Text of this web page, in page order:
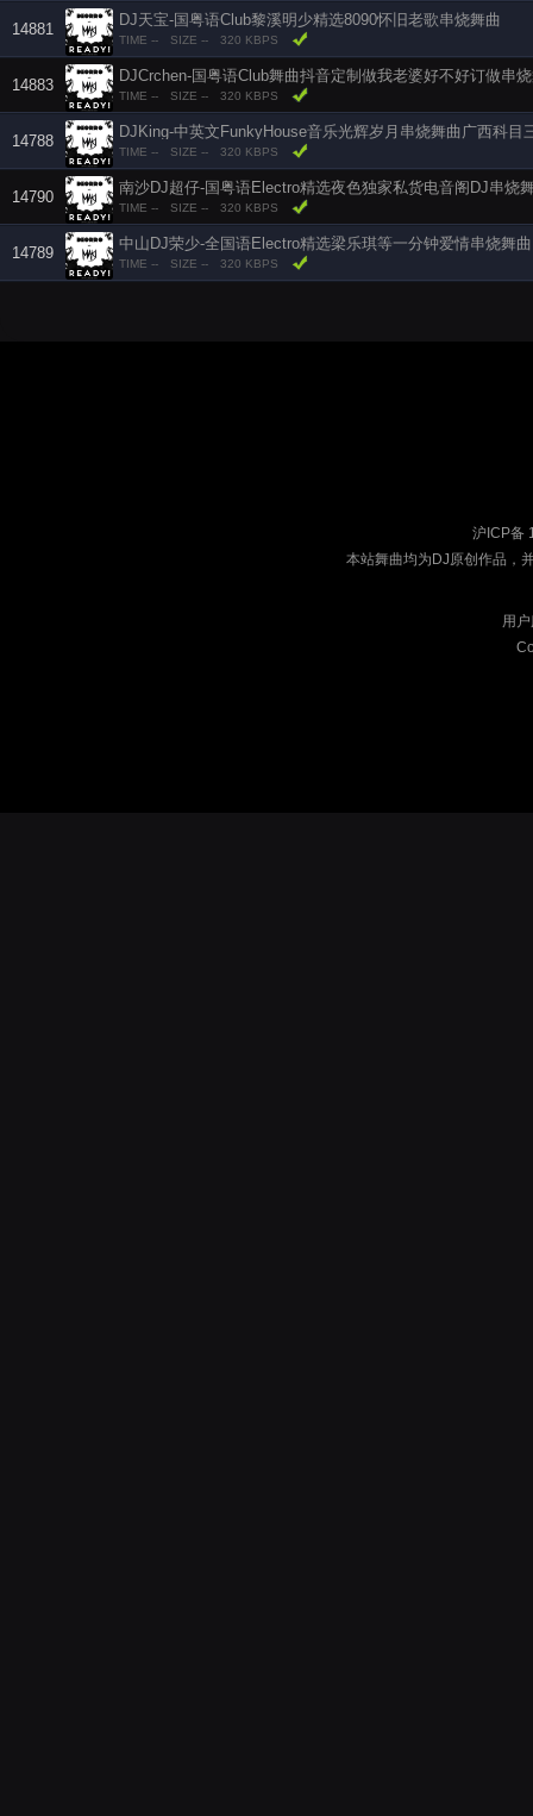
14881
DJ天宝-国粤语Club黎溪明少精选8090怀旧老歌串烧舞曲
TIME -- SIZE -- 320 KBPS
14883
DJCrchen-国粤语Club舞曲抖音定制做我老婆好不好订做串
TIME -- SIZE -- 320 KBPS
14788
DJKing-中英文FunkyHouse音乐光辉岁月串烧舞曲广西科目
TIME -- SIZE -- 320 KBPS
14790
南沙DJ超仔-国粤语Electro精选夜色独家私货电音阁DJ串烧
TIME -- SIZE -- 320 KBPS
14789
中山DJ荣少-全国语Electro精选梁乐琪等一分钟爱情串烧舞曲
TIME -- SIZE -- 320 KBPS
沪ICP备
本站舞曲均为DJ原创作品，
用